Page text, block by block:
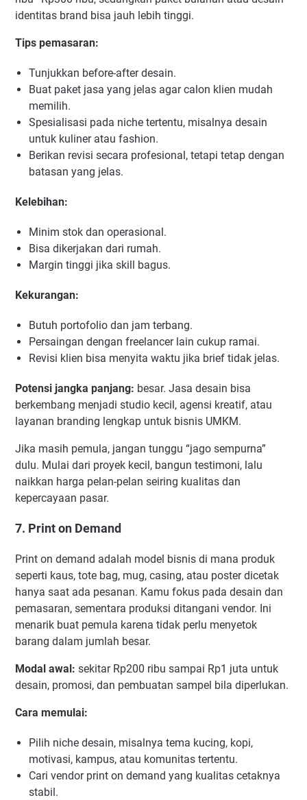
identitas brand bisa jauh lebih tinggi.
Tips pemasaran:
Tunjukkan before-after desain.
Buat paket jasa yang jelas agar calon klien mudah
memilih.
Spesialisasi pada niche tertentu, misalnya desain
untuk kuliner atau fashion.
Berikan revisi secara profesional, tetapi tetap dengan
batasan yang jelas.
Kelebihan:
Minim stok dan operasional.
Bisa dikerjakan dari rumah.
Margin tinggi jika skill bagus.
Kekurangan:
Butuh portofolio dan jam terbang.
Persaingan dengan freelancer lain cukup ramai.
Revisi klien bisa menyita waktu jika brief tidak jelas.
Potensi jangka panjang: besar. Jasa desain bisa
berkembang menjadi studio kecil, agensi kreatif, atau
layanan branding lengkap untuk bisnis UMKM.
Jika masih pemula, jangan tunggu “jago sempurna”
dulu. Mulai dari proyek kecil, bangun testimoni, lalu
naikkan harga pelan-pelan seiring kualitas dan
kepercayaan pasar.
7. Print on Demand
Print on demand adalah model bisnis di mana produk
seperti kaus, tote bag, mug, casing, atau poster dicetak
hanya saat ada pesanan. Kamu fokus pada desain dan
pemasaran, sementara produksi ditangani vendor. Ini
menarik buat pemula karena tidak perlu menyetok
barang dalam jumlah besar.
Modal awal: sekitar Rp200 ribu sampai Rp1 juta untuk
desain, promosi, dan pembuatan sampel bila diperlukan.
Cara memulai:
Pilih niche desain, misalnya tema kucing, kopi,
motivasi, kampus, atau komunitas tertentu.
Cari vendor print on demand yang kualitas cetaknya
stabil.